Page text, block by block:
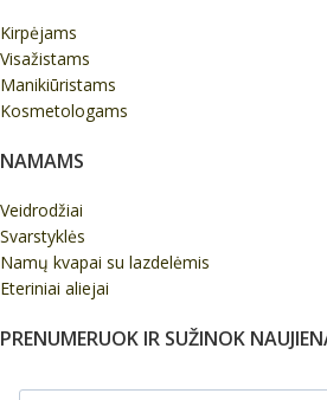
Kirpėjams
Visažistams
Manikiūristams
Kosmetologams
NAMAMS
Veidrodžiai
Svarstyklės
Namų kvapai su lazdelėmis
Eteriniai aliejai
PRENUMERUOK IR SUŽINOK